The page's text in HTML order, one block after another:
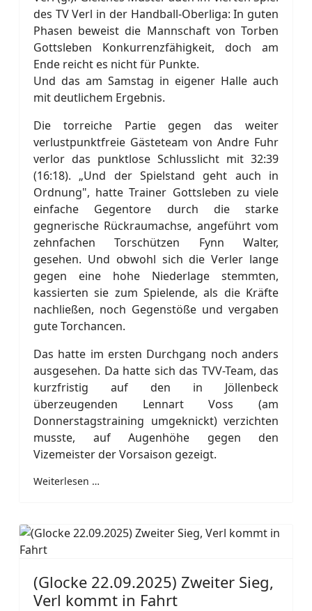
des TV Verl in der Handball-Oberliga: In guten
Phasen beweist die Mannschaft von Torben
Gottsleben Konkurrenzfähigkeit, doch am
Ende reicht es nicht für Punkte.
Und das am Samstag in eigener Halle auch
mit deutlichem Ergebnis.
Die torreiche Partie gegen das weiter
verlustpunktfreie Gästeteam von Andre Fuhr
verlor das punktlose Schlusslicht mit 32:39
(16:18). „Und der Spielstand geht auch in
Ordnung", hatte Trainer Gottsleben zu viele
einfache Gegentore durch die starke
gegnerische Rückraumachse, angeführt vom
zehnfachen Torschützen Fynn Walter,
gesehen. Und obwohl sich die Verler lange
gegen eine hohe Niederlage stemmten,
kassierten sie zum Spielende, als die Kräfte
nachließen, noch Gegenstöße und vergaben
gute Torchancen.
Das hatte im ersten Durchgang noch anders
ausgesehen. Da hatte sich das TVV-Team, das
kurzfristig auf den in Jöllenbeck
überzeugenden Lennart Voss (am
Donnerstagstraining umgeknickt) verzichten
musste, auf Augenhöhe gegen den
Vizemeister der Vorsaison gezeigt.
Weiterlesen …
(Glocke 22.09.2025) Zweiter Sieg,
Verl kommt in Fahrt